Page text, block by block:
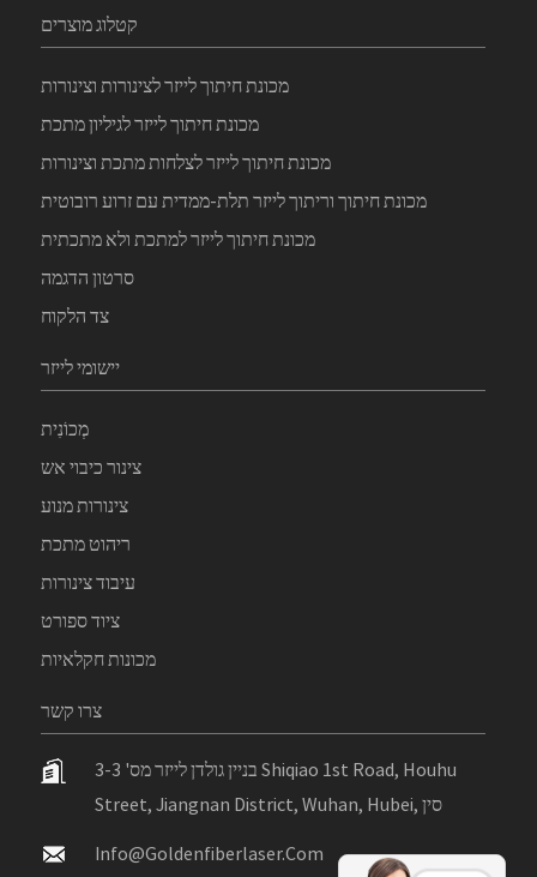
קטלוג מוצרים
מכונת חיתוך לייזר לצינורות וצינורות
מכונת חיתוך לייזר לגיליון מתכת
מכונת חיתוך לייזר לצלחות מתכת וצינורות
מכונת חיתוך וריתוך לייזר תלת-ממדית עם זרוע רובוטית
מכונת חיתוך לייזר למתכת ולא מתכתית
סרטון הדגמה
צד הלקוח
יישומי לייזר
מְכוֹנִית
צינור כיבוי אש
צינורות מנוע
ריהוט מתכת
עיבוד צינורות
ציוד ספורט
מכונות חקלאיות
צרו קשר
בניין גולדן לייזר מס' 3-3 Shiqiao 1st Road, Houhu
Street, Jiangnan District, Wuhan, Hubei, סין
Info@goldenfiberlaser.com